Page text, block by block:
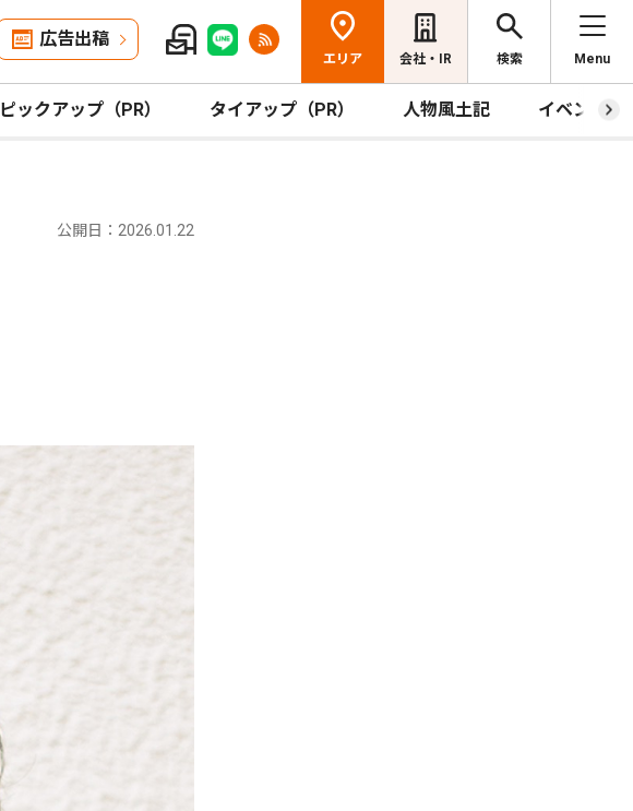
広告出稿
エリア 会社・IR 検索 Menu
ピックアップ（PR） タイアップ（PR） 人物風土記 イベント
公開日：2026.01.22